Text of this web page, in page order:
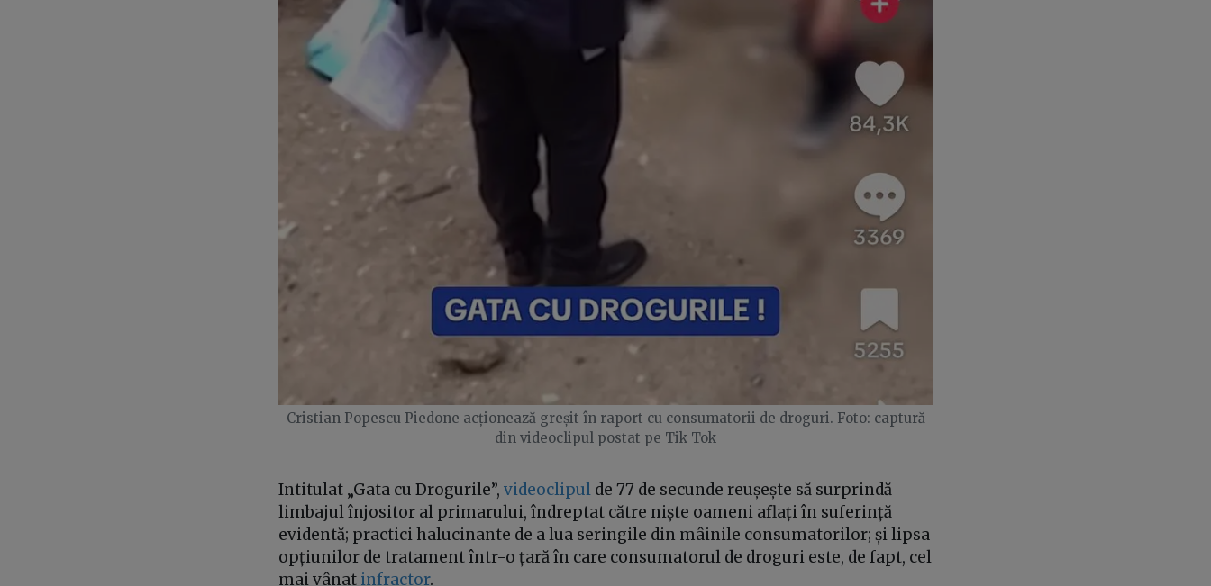
Cristian Popescu Piedone acționează greșit în raport cu consumatorii de droguri. Foto: captură
din videoclipul postat pe Tik Tok
Intitulat „Gata cu Drogurile”, videoclipul de 77 de secunde reușește să surprindă
limbajul înjositor al primarului, îndreptat către niște oameni aflați în suferință
evidentă; practici halucinante de a lua seringile din mâinile consumatorilor; și lipsa
opțiunilor de tratament într-o țară în care consumatorul de droguri este, de fapt, cel
mai vânat infractor.